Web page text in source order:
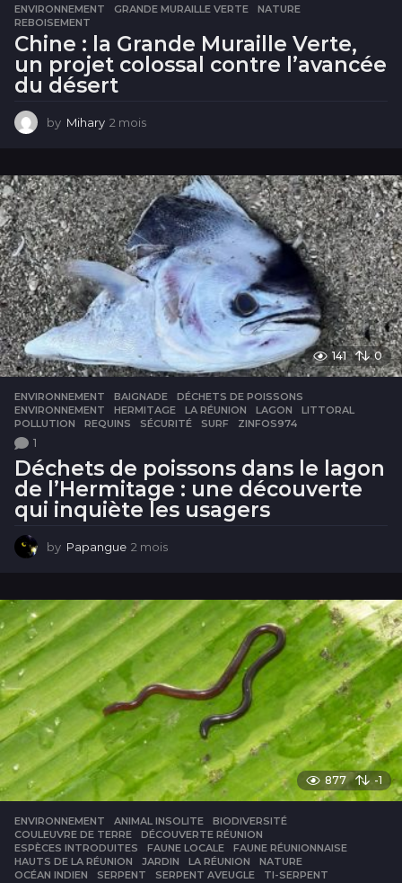
ENVIRONNEMENT
,GRANDE MURAILLE VERTE ,NATURE
REBOISEMENT
Chine : la Grande Muraille Verte,
un projet colossal contre l’avancée
du désert
by Mihary 2 mois
i
s
141 0
ENVIRONNEMENT BAIGNADE ,DÉCHETS DE POISSONS
ENVIRONNEMENT
,HERMITAGE ,LA RÉUNION ,LAGON ,LITTORAL
POLLUTION
,REQUINS ,SÉCURITÉ ,SURF ,ZINFOS974
1
Déchets de poissons dans le lagon
de l’Hermitage : une découverte
qui inquiète les usagers
by Papangue 2 mois
i
s
877 -1
ENVIRONNEMENT ANIMAL INSOLITE ,BIODIVERSITÉ
COULEUVRE DE TERRE
,DÉCOUVERTE RÉUNION
ESPÈCES INTRODUITES
,FAUNE LOCALE ,FAUNE RÉUNIONNAISE
HAUTS DE LA RÉUNION
,JARDIN ,LA RÉUNION ,NATURE
OCÉAN INDIEN
,SERPENT ,SERPENT AVEUGLE ,TI-SERPENT